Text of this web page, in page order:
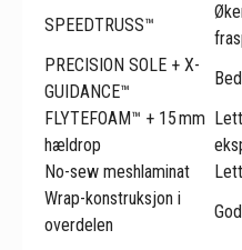
SPEEDTRUSS™
PRECISION SOLE + X-
GUIDANCE™
FLYTEFOAM™ + 15 mm
hældrop
No-sew meshlaminat
Wrap-konstruksjon i
overdelen